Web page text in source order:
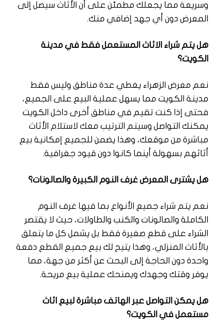
وسريعة مما يجعلك مطمئن على أن الأثاث سيصل إلى
المعرض دون أي جهد إضافي منك.
هل يتم شراء الاثاث المستعمل فقط في مدينة
الكويت؟
نعم معرض الزهراء يغطي عدة مناطق وليس فقط
مدينة الكويت مما يسهل عملية البيع على الجميع،
فحتى إذا كنت تقيم في مناطق أخرى داخل الكويت
يمكنك التواصل وسيتم الترتيب معك لاستلام الأثاث
مباشرة من موقعك، وهذا يضمن للجميع إمكانية بيع
أثاثهم بسهولة أينما كانوا دون قيود جغرافية.
هل يشترى المعرض غرف النوم الكبيرة والصالونات؟
نعم يتم شراء جميع الأنواع بما فيها غرف النوم
الكاملة والصالونات والكنب والطاولات، حيث لا يقتصر
الشراء على قطع صغيرة فقط بل يشمل كل ما يتعلق
بالأثاث المنزلي، وهذا يتيح لك بيع جميع القطع دفعة
واحدة دون الحاجة إلى البحث عن أكثر من جهة، مما
يوفر وقتك وجهدك ويمنحك عملية بيع مريحة.
هل يمكن التواصل عبر الهاتف مباشرة لبيع اثاث
مستعمل في الكويت؟